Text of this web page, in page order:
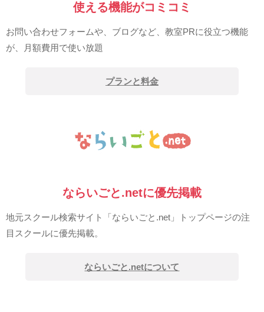
使える機能がコミコミ
お問い合わせフォームや、ブログなど、教室PRに役立つ機能
が、月額費用で使い放題
プランと料金
ならいごと.netに優先掲載
地元スクール検索サイト「ならいごと.net」トップページの注
目スクールに優先掲載。
ならいごと.netについて